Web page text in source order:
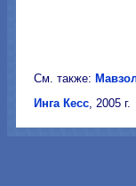
См. также:
Инга Кесс, 2005 г.